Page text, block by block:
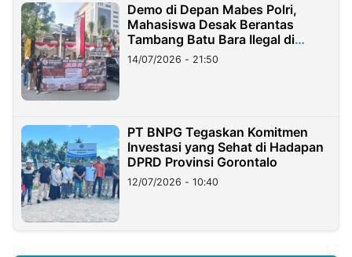
Demo di Depan Mabes Polri,
Mahasiswa Desak Berantas
Tambang Batu Bara Ilegal di
Lampung
14/07/2026 - 21:50
PT BNPG Tegaskan Komitmen
Investasi yang Sehat di Hadapan
DPRD Provinsi Gorontalo
12/07/2026 - 10:40